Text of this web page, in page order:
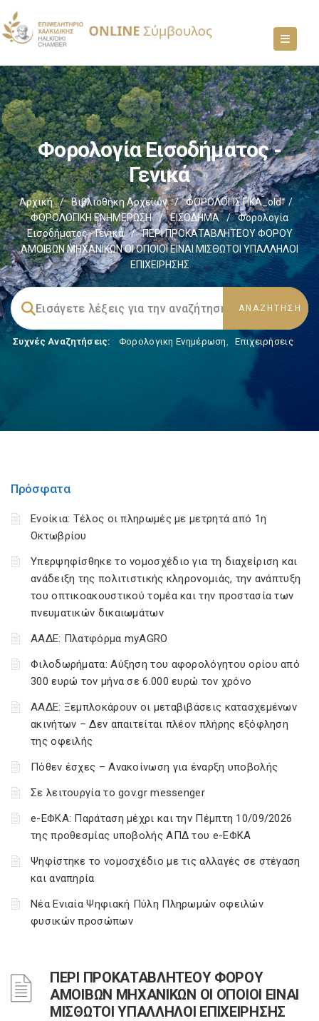
Φορολογία Εισοδήματος -
Γενικά
Αρχική / Βιβλιοθήκη Αρχείων / ΦΟΡΟΛΟΓΙΣΤΙΚΑ_old
/
ΦΟΡΟΛΟΓΙΚΗ ΕΝΗΜΕΡΩΣΗ
/ ΕΙΣΟΔΗΜΑ /
Φορολογία
Εισοδήματος - Γενικά
/
ΠΕΡΙ ΠΡΟΚΑΤΑΒΛΗΤΕΟΥ ΦΟΡΟΥ
ΑΜΟΙΒΩΝ ΜΗΧΑΝΙΚΩΝ ΟΙ ΟΠΟΙΟΙ ΕΙΝΑΙ ΜΙΣΘΩΤΟΙ ΥΠΑΛΛΗΛΟΙ
ΕΠΙΧΕΙΡΗΣΗΣ
Συχνές Αναζητήσεις: Φορολογικη Ενημέρωση, Επιχειρήσεις
Πρόσφατα
Ενοίκια: Τέλος οι πληρωμές με μετρητά από 1η
Οκτωβρίου
Υπερψηφίσθηκε το νομοσχέδιο για τη διαχείριση και
ανάδειξη της πολιτιστικής κληρονομιάς, την ανάπτυξη
του οπτικοακουστικού τομέα και την προστασία των
πνευματικών δικαιωμάτων
ΑΑΔΕ: Πλατφόρμα myAGRO
Φιλοδωρήματα: Αύξηση του αφορολόγητου ορίου από
300 ευρώ τον μήνα σε 6.000 ευρώ τον χρόνο
ΑΑΔΕ: Ξεμπλοκάρουν οι μεταβιβάσεις κατασχεμένων
ακινήτων – Δεν απαιτείται πλέον πλήρης εξόφληση
της οφειλής
Πόθεν έσχες – Ανακοίνωση για έναρξη υποβολής
Σε λειτουργία το gov.gr messenger
e-ΕΦΚΑ: Παράταση μέχρι και την Πέμπτη 10/09/2026
της προθεσμίας υποβολής ΑΠΔ του e-ΕΦΚΑ
Ψηφίστηκε το νομοσχέδιο με τις αλλαγές σε στέγαση
και αναπηρία
Νέα Ενιαία Ψηφιακή Πύλη Πληρωμών οφειλών
φυσικών προσώπων
ΠΕΡΙ ΠΡΟΚΑΤΑΒΛΗΤΕΟΥ ΦΟΡΟΥ
ΑΜΟΙΒΩΝ ΜΗΧΑΝΙΚΩΝ ΟΙ ΟΠΟΙΟΙ ΕΙΝΑΙ
ΜΙΣΘΩΤΟΙ ΥΠΑΛΛΗΛΟΙ ΕΠΙΧΕΙΡΗΣΗΣ